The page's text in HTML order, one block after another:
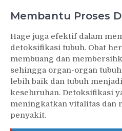
Membantu Proses
Hage juga efektif dalam
detoksifikasi tubuh. Obat
membuang dan
sehingga organ-organ
lebih baik dan tubuh
keseluruhan. Detoksifikasi
meningkatkan vitalitas dan
penyakit.